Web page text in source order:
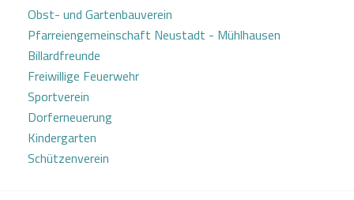
v
Obst- und Gartenbauverein
Pfarreiengemeinschaft Neustadt - Mühlhausen
Billardfreunde
Freiwillige Feuerwehr
Sportverein
Dorferneuerung
Kindergarten
Schützenverein